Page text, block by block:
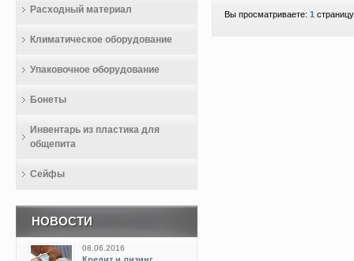
Вы просматриваете: 1
Расходный материал
Климатическое оборудование
Упаковочное оборудование
Бонеты
Инвентарь из пластика для
общепита
Сейфы
НОВОСТИ
08.06.2016